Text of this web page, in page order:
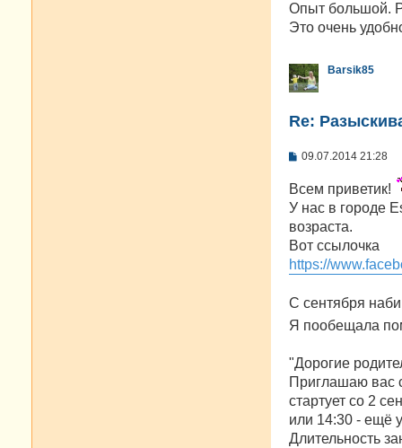
щ
е
е
Опыт большой.
Это очень
Barsik85
Re:
С
б
щ
н
и
09.07.2014 21:28
Всем приветик!
У нас в городе
возраста.
Вот ссылочка
https://
С сентября
Я пообещала
"Дорогие
Приглашаю вас
стартует со 2
или 14:30 - ещё
Длительность